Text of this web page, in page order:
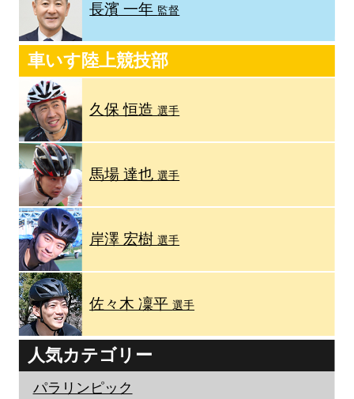
長濱 一年 監督
車いす陸上競技部
久保 恒造選手
馬場 達也選手
岸澤 宏樹選手
佐々木 凜平選手
人気カテゴリー
パラリンピック